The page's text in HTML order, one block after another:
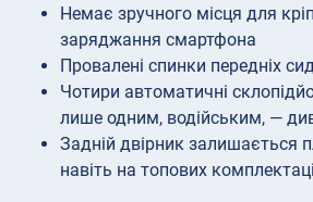
Немає зручного місця для
заряджання смартфона
Провалені спинки передніх
Чотири автоматичні
лише одним, водійським, —
Задній двірник залишається
навіть на топових